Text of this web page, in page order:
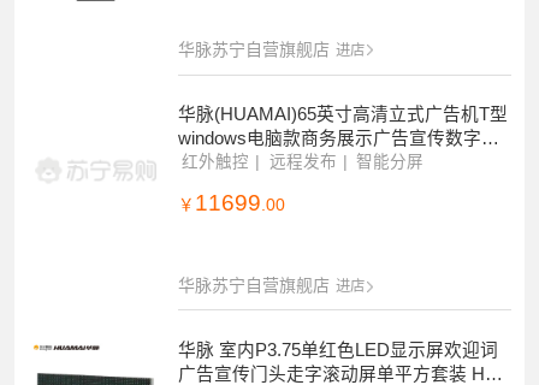
华脉苏宁自营旗舰店 进店
华脉(HUAMAI)65英寸高清立式广告机T型
windows电脑款商务展示广告宣传数字标
牌(带触摸)HM-DA65LC
红外触控 远程发布 智能分屏
￥ 11699.00
华脉苏宁自营旗舰店 进店
华脉 室内P3.75单红色LED显示屏欢迎词
广告宣传门头走字滚动屏单平方套装 HM-